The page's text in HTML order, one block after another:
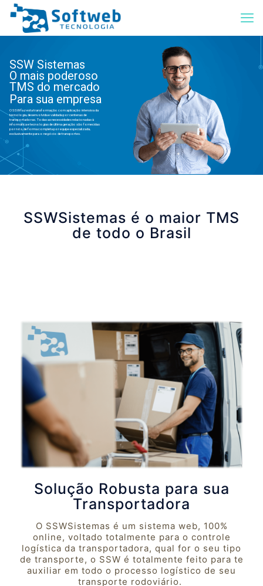
Para sua empresa
SSW Sistemas
O mais poderoso
TMS do mercado
O SSW faz esta transformação com aplicação intensiva da
tecnologia, desenvolvida e validada por centenas de
transportadoras. Todas as necessidades relacionadas à
informática e tecnologias de última geração são fornecidas
por nós, de forma completa por equipe especializada,
exclusivamente para o negócio de transportes.
SSWSistemas é o maior TMS
de todo o Brasil
Solução Robusta para sua
Transportadora
O SSWSistemas é um sistema web, 100%
online, voltado totalmente para o controle
logística da transportadora, qual for o seu tipo
de transporte, o SSW é totalmente feito para te
auxiliar em todo o processo logístico de seu
transporte rodoviário.